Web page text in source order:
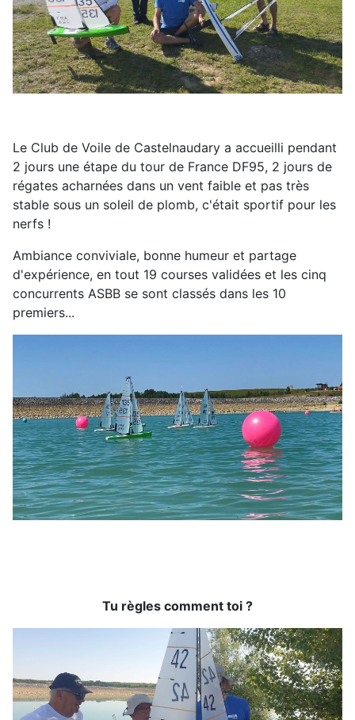
Le Club de Voile de Castelnaudary a accueilli pendant
2 jours une étape du tour de France DF95, 2 jours de
régates acharnées dans un vent faible et pas très
stable sous un soleil de plomb, c'était sportif pour les
nerfs !
Ambiance conviviale, bonne humeur et partage
d'expérience, en tout 19 courses validées et les cinq
concurrents ASBB se sont classés dans les 10
premiers...
Tu règles comment toi ?